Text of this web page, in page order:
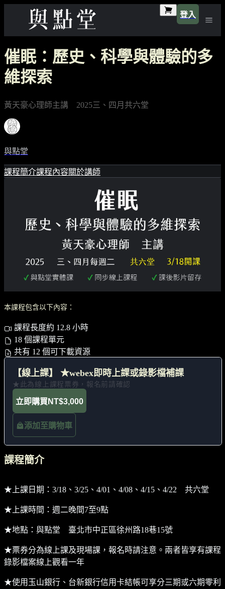
登入
催眠：歷史、科學與體驗的多
維探索
黃天豪心理師主講 2025三、四月共六堂
與點堂
課程簡介課程內容關於講師
本課程包含以下內容：
課程長度約 12.8 小時
18 個課程單元
共有 12 個可下載資源
【線上課】 ★webex即時上課或錄影檔補課
★此為線上課程票券，報名前請確認
立即購買 NT$3,000
添加至購物車
課程簡介
★上課日期：3/18、3/25、4/01、4/08、4/15、4/22 共六堂
★上課時間：週二晚間7至9點
★地點：與點堂 臺北市中正區徐州路18巷15號
★票券分為線上課及現場課，報名時請注意。兩者皆享有課程
錄影檔案線上觀看一年
★使用玉山銀行、台新銀行信用卡結帳可享分三期或六期零利